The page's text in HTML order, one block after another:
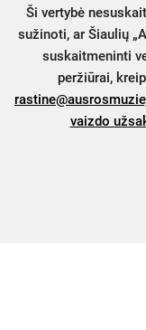
Ši vertybė
sužinoti, ar Šiaulių
suskaitmeninti
peržiūrai,
vaizdo